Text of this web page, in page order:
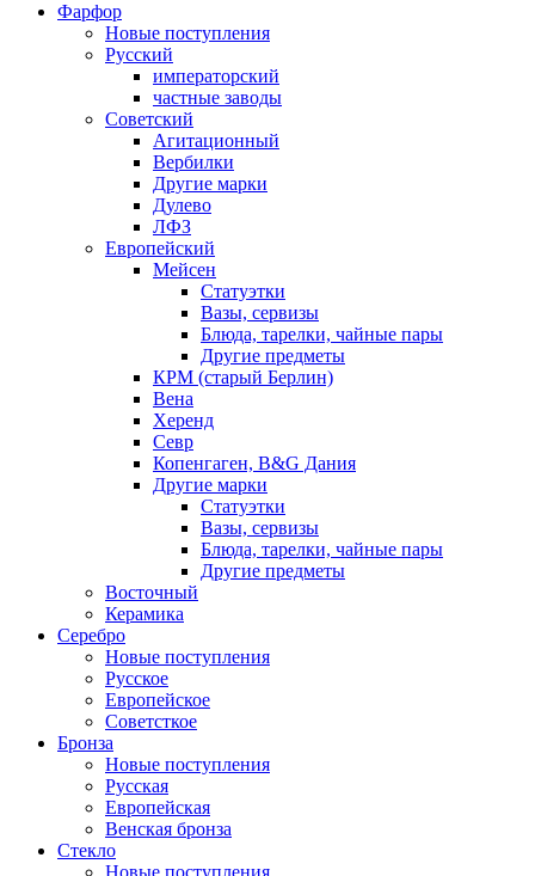
Фарфор
Новые поступления
Русский
императорский
частные заводы
Советский
Агитационный
Вербилки
Другие марки
Дулево
ЛФЗ
Европейский
Мейсен
Статуэтки
Вазы, сервизы
Блюда, тарелки, чайные пары
Другие предметы
КРМ (старый Берлин)
Вена
Херенд
Севр
Копенгаген, B&G Дания
Другие марки
Статуэтки
Вазы, сервизы
Блюда, тарелки, чайные пары
Другие предметы
Восточный
Керамика
Серебро
Новые поступления
Русское
Европейское
Советсткое
Бронза
Новые поступления
Русская
Европейская
Венская бронза
Стекло
Новые поступления